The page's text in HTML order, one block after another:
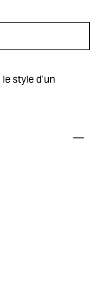
style d’un